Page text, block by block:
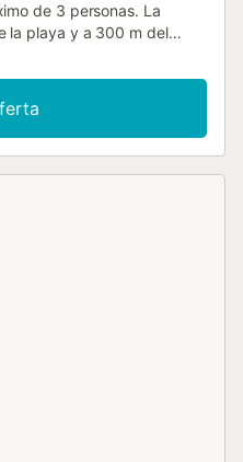
de 3 personas. La
la playa y a 300 m del
con cama doble y
sofá cama, lo que
para su estancia.
ducha y una cocina